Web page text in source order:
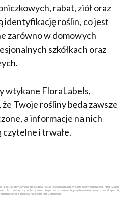
rabat, ziół oraz
identyfikację roślin, co jest
zarówno w domowych
szkółkach oraz
wtykane FloraLabels,
Twoje rośliny będą zawsze
a informacje na nich
czytelne i trwałe.
66 x 167 mm, wysoka jakość, trwałość, łatwość użycia, click system, rośliny doniczkowe, rabaty, zioła,
atmosferycznymi, biały kolor, długotrwałe oznaczenia, przystosowana powierzchnia do pisania,
szybkie mocowanie, gwarancja 24 miesiące.